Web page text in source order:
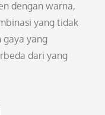
dengan warna,
yang tidak
gaya yang
dari yang